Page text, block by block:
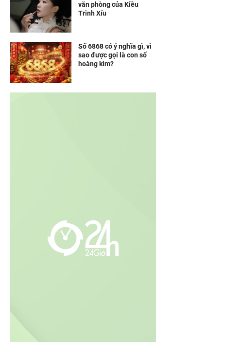
văn phòng của Kiều
Trinh Xíu
Số 6868 có ý nghĩa gì, vì
sao được gọi là con số
hoàng kim?